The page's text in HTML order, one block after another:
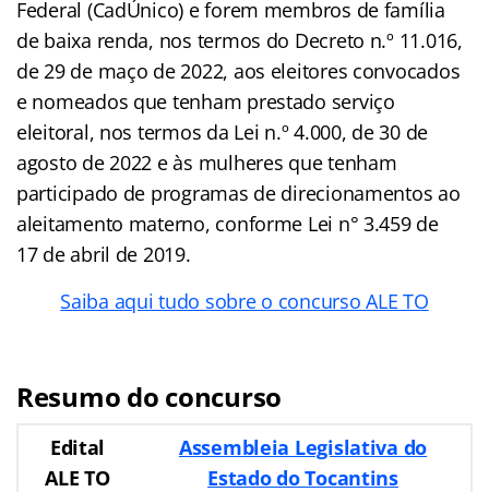
Federal (CadÚnico) e forem membros de família
de baixa renda, nos termos do Decreto n.º 11.016,
de 29 de maço de 2022, aos eleitores convocados
e nomeados que tenham prestado serviço
eleitoral, nos termos da Lei n.º 4.000, de 30 de
agosto de 2022 e às mulheres que tenham
participado de programas de direcionamentos ao
aleitamento materno, conforme Lei n° 3.459 de
17 de abril de 2019.
Saiba aqui tudo sobre o concurso ALE TO
Resumo do concurso
Edital
ALE TO
Assembleia Legislativa do
Estado do Tocantins